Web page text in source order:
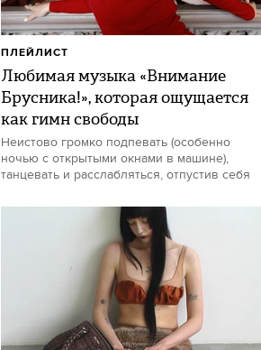
Любимая музыка «Внимание
Брусника!», которая ощущается
как гимн свободы
Неистово громко подпевать (особенно
ночью с открытыми окнами в машине),
танцевать и расслабляться, отпустив себя
ПЛЕЙЛИСТ